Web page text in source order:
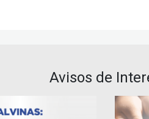
Avisos de